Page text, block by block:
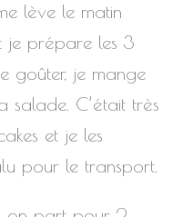
lève le matin
je prépare les 3
goûter, je mange
salade. C’était très
et je les
pour le transport.